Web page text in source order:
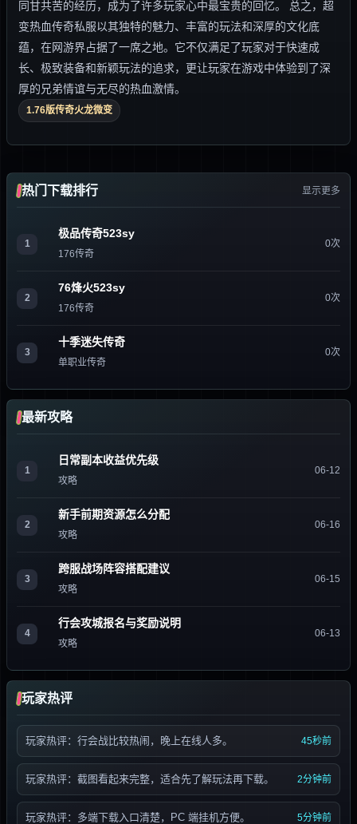
同甘共苦的经历，成为了许多玩家心中最宝贵的回忆。 总之，超
变热血传奇私服以其独特的魅力、丰富的玩法和深厚的文化底
蕴，在网游界占据了一席之地。它不仅满足了玩家对于快速成
长、极致装备和新颖玩法的追求，更让玩家在游戏中体验到了深
厚的兄弟情谊与无尽的热血激情。
1.76版传奇火龙微变
热门下载排行 显示更多
1
极品传奇523sy
176传奇
0次
2
76烽火523sy
176传奇
0次
3
十季迷失传奇
单职业传奇
0次
最新攻略
1
日常副本收益优先级
攻略
06-12
2
新手前期资源怎么分配
攻略
06-16
3
跨服战场阵容搭配建议
攻略
06-15
4
行会攻城报名与奖励说明
攻略
06-13
玩家热评
玩家热评：行会战比较热闹，晚上在线人多。 45秒前
玩家热评：截图看起来完整，适合先了解玩法再下载。 2分钟前
玩家热评：多端下载入口清楚，PC 端挂机方便。 5分钟前